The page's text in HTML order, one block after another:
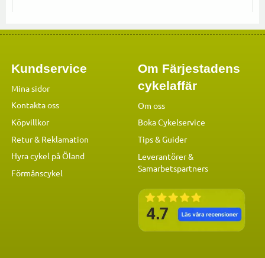
Kundservice
Mina sidor
Kontakta oss
Köpvillkor
Retur & Reklamation
Hyra cykel på Öland
Förmånscykel
Om Färjestadens
cykelaffär
Om oss
Boka Cykelservice
Tips & Guider
Leverantörer &
Samarbetspartners